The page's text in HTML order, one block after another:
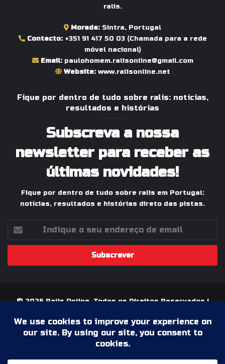
ralis.
Morada: Sintra, Portugal
Contacto: +351 91 417 50 03(Chamada para a rede
móvel nacional)
Email: paulohomem.ralisonline@gmail.com
Website: www.ralisonline.net
Fique por dentro de tudo sobre ralis: notícias,
resultados e histórias
Subscreva a nossa
newsletter para receber as
últimas novidades!
Fique por dentro de tudo sobre ralis em Portugal:
notícias, resultados e histórias direto das pistas.
seu
de
© 2026 Ralis Online, Todos os Direitos Reservados |
Paixão pelos Ralis em Portugal
Termos & Condições
Política de Privacidade